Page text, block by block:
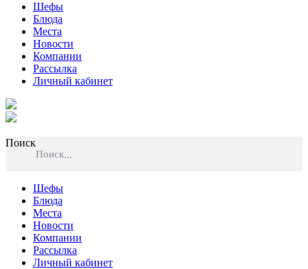
Шефы
Блюда
Места
Новости
Компании
Рассылка
Личный кабинет
Поиск
Поиск
Шефы
Блюда
Места
Новости
Компании
Рассылка
Личный кабинет